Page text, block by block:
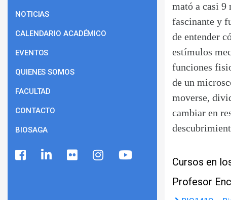
mató a casi 9
fascinante y
de entender
estímulos
funciones
de un
moverse,
cambiar en
Cursos en
Profesor
NOTICIAS
CALENDARIO ACADÉMICO
EVENTOS
QUIENES SOMOS
FACULTAD
CONTACTO
BIOSAGA